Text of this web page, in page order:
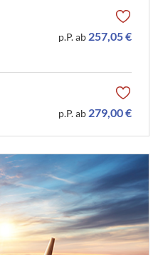
p.P. ab 257,05 €
p.P. ab 279,00 €